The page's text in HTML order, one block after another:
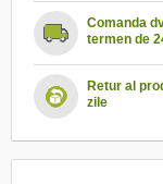
Comanda
termen de
Retur al
zile